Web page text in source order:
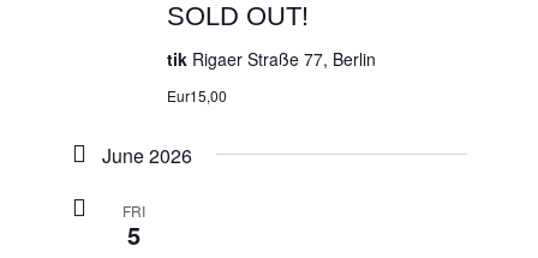
SOLD OUT!
tik Rigaer Straße 77, Berlin
Eur15,00
June 2026
FRI
5